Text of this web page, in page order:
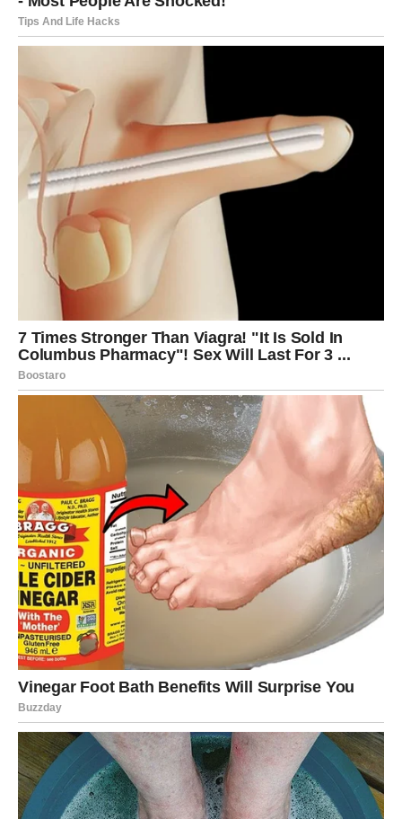
Moguće je da ćete razgovarati sa osobom koja vam
mnogo znači.
Za neke Rakove postoji mogućnost susreta sa osobom iz
prošlosti koja ponovo ulazi u njihov život.
Važna odluka može biti vezana za emocije i poverenje.
LAV
Lavovima naredni dani donose zanimljive susrete i
mnogo energije. Moguće je da ćete upoznati osobu koja
vas odmah privlači.
Sudbinski susret može se dogoditi na mestu gde to
najmanje očekujete – kroz izlazak, druženje ili putovanje.
Važna odluka može biti vezana za ljubav ili planove za
budućnost.
DEVICA
Device u narednim danima mogu shvatiti nešto veoma
važno o jednoj osobi. Možda ćete konačno videti pravu
sliku i doneti odluku koja vam donosi mir.
Sudbinski susret može doći kroz razgovor koji menja
način na koji gledate na jednu situaciju.
Važna odluka može se odnositi na to koga želite zadržati
u svom životu.